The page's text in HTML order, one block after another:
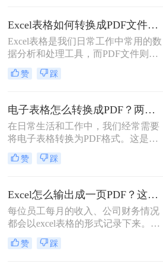
任务。
Excel表格如何转换成PDF文件？试试这二个办法！
Excel表格是我们日常工作中常用的数
据分析和处理工具，而PDF文件则是
一种跨平台、不可编辑的文档格式，
适用于在不同设备和操作系统间共享
为PDF文件，可以确保数据的完整性
和安全性，方便我们在不同环境下进
行查看和编辑。本文将详细介绍Excel
表格如何转换成PDF文件，下面一起
看看这些方法。
赞 踩
电子表格怎么转换成PDF？两种方法轻松学会！
在日常生活和工作中，我们经常需要
将电子表格转换为PDF格式。这是因
为PDF文件具有跨平台、不可编辑的
特点，能够确保表格内容的完整性和
PDF吗？很多人都不知道怎么转换，
所以小编今天就来给大家分享一下转
换方法。
赞 踩
Excel怎么输出成一页PDF？这三种方法可以解决！
每位员工每月的收入、公司财务情况
都会以excel表格的形式记录下来。一
些企业由于人数众多，他们的薪水水
平大部分是不同的。为避免工资表被
赞 踩